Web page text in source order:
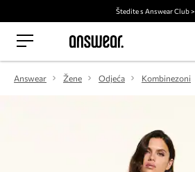
Štedite s Answear Club >
Answear Žene Odjeća Kombinezoni